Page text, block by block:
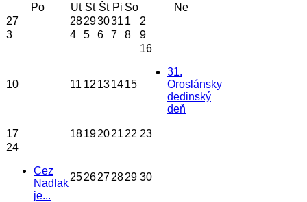
Po
Ut St Št Pi So
Ne
27
28293031 1
2
3
4 5 6 7 8 9
10 11 12 131415
16
31.
Oroslánsky
dedinský
deň
17 18192021 22 23
24
Cez
Nadlak
je...
2526272829 30